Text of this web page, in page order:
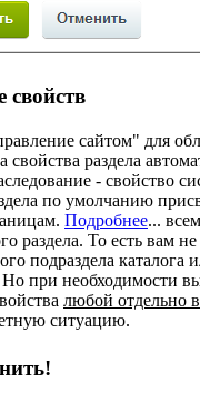
свойств
сайтом" для
свойства раздела
- свойство
по умолчанию
Подробнее...
раздела. То есть вам не
подраздела каталога
Но при необходимости
любой отдельно
ситуацию.